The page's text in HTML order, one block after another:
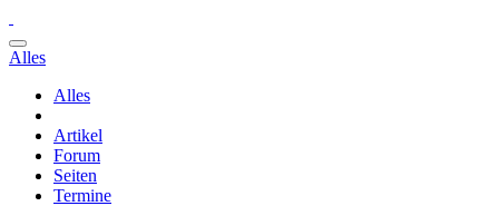
Alles
Alles
Artikel
Forum
Seiten
Termine